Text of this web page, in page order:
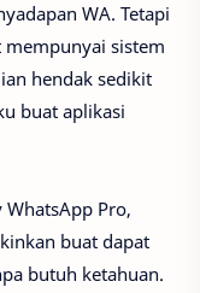
WA. Tetapi
sistem
hendak sedikit
buat aplikasi
Pro,
buat dapat
butuh ketahuan.